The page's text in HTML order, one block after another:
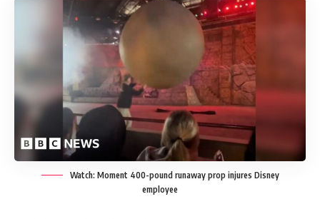
Watch: Moment 400-pound runaway prop injures Disney
employee